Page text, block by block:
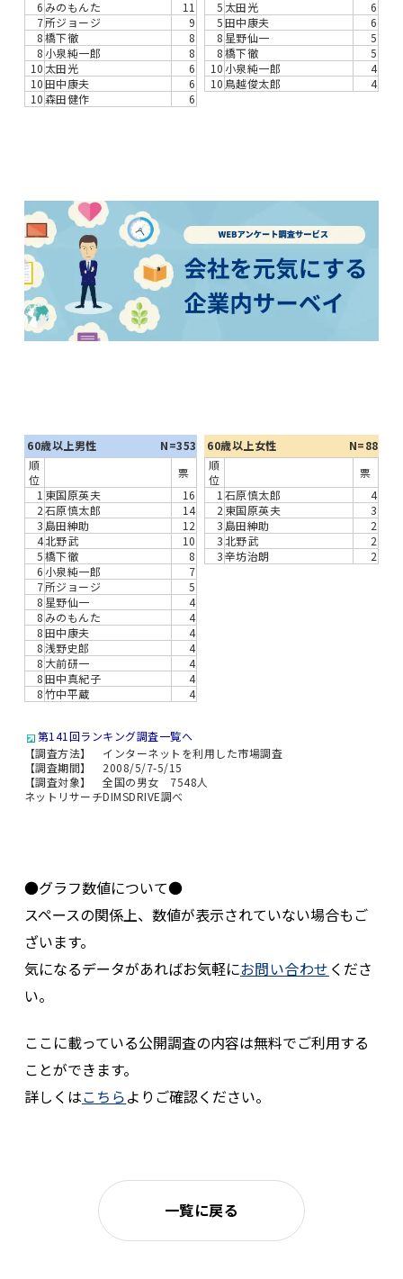
6 みのもんた
11
7所ジョージ
9
8橋下徹
8
8 小泉純一郎
8
10 太田光
6
10田中康夫
6
10森田健作 6
5 太田光
6
5田中康夫
6
8 星野仙一
5
8橋下徹
5
10 小泉純一郎
4
10 鳥越俊太郎 4
60歳以上男性 N=353 60歳以上女性
N=88
順
位
票
1 東国原英夫
16
2石原慎太郎
14
3 島田紳助
12
4北野武
10
5橋下徹
8
6 小泉純一郎
7
7所ジョージ
5
8 星野仙一
4
8 みのもんた
4
8田中康夫
4
8浅野史郎
4
8 大前研一
4
8田中真紀子
4
8竹中平蔵 4
順
位
票
1 石原慎太郎
4
2 東国原英夫
3
3 島田紳助
2
3北野武
2
3辛坊治朗 2
第141回ランキング調査一覧へ
【調査方法】 インターネットを利用した市場調査
【調査期間】 2008/5/7-5/15
【調査対象】 全国の男女 7548人
ネットリサーチDIMSDRIVE調べ
●グラフ数値について●
スペースの関係上、数値が表示されていない場合もご
ざいます。
気になるデータがあればお気軽にお問い合わせ くださ
い。
ここに載っている公開調査の内容は無料でご利用する
ことができます。
詳しくはこちらよりご確認ください。
一覧に戻る